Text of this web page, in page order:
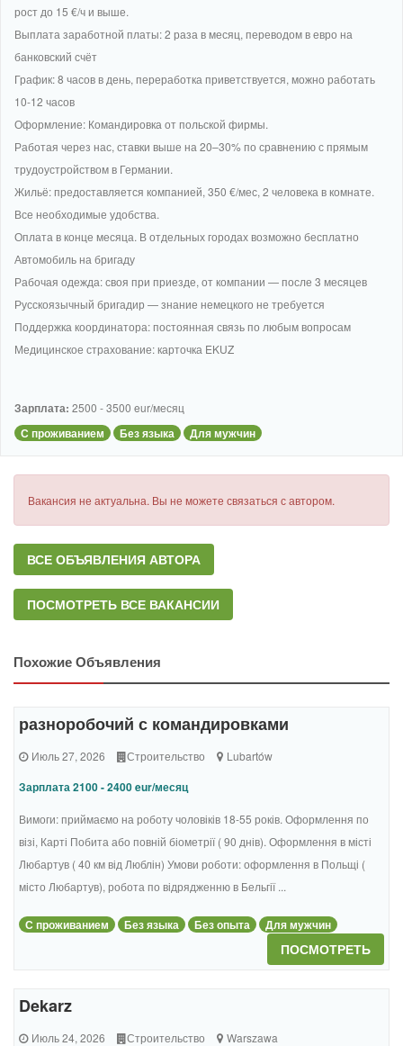
рост до 15 €/ч и выше.
Выплата заработной платы: 2 раза в месяц, переводом в евро на
банковский счёт
График: 8 часов в день, переработка приветствуется, можно работать
10-12 часов
Оформление: Командировка от польской фирмы.
Работая через нас, ставки выше на 20–30% по сравнению с прямым
трудоустройством в Германии.
Жильё: предоставляется компанией, 350 €/мес, 2 человека в комнате.
Все необходимые удобства.
Оплата в конце месяца. В отдельных городах возможно бесплатно
Автомобиль на бригаду
Рабочая одежда: своя при приезде, от компании — после 3 месяцев
Русскоязычный бригадир — знание немецкого не требуется
Поддержка координатора: постоянная связь по любым вопросам
Медицинское страхование: карточка EKUZ
Зарплата: 2500 - 3500 eur/месяц
С проживанием Без языка Для мужчин
Вакансия не актуальна. Вы не можете связаться с автором.
ВСЕ ОБЪЯВЛЕНИЯ АВТОРА
ПОСМОТРЕТЬ ВСЕ ВАКАНСИИ
Похожие Объявления
разноробочий с командировками
Июль 27, 2026 Строительство Lubartów
Зарплата 2100 - 2400 eur/месяц
Вимоги: приймаємо на роботу чоловіків 18-55 років. Оформлення по
візі, Карті Побита або повній біометрії ( 90 днів). Оформлення в місті
Любартув ( 40 км від Люблін) Умови роботи: оформлення в Польщі (
місто Любартув), робота по відрядженню в Бельгії ...
С проживанием Без языка Без опыта Для мужчин
ПОСМОТРЕТЬ
Dekarz
Июль 24, 2026 Строительство Warszawa